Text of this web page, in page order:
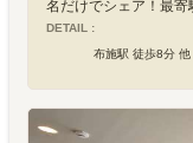
名だけでシェア！最
DETAIL :
布施駅 徒歩8分 他